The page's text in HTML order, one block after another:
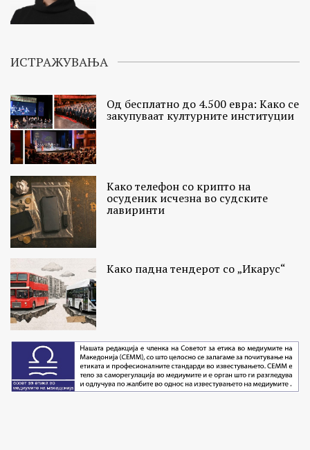
ИСТРАЖУВАЊА
Од бесплатно до 4.500 евра: Како се
закупуваат културните институции
Како телефон со крипто на
осуденик исчезна во судските
лавиринти
Како падна тендерот со „Икарус“